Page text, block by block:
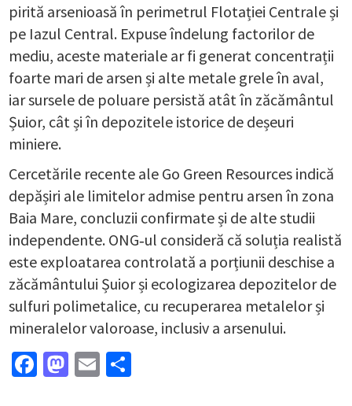
pirită arsenioasă în perimetrul Flotației Centrale și
pe Iazul Central. Expuse îndelung factorilor de
mediu, aceste materiale ar fi generat concentrații
foarte mari de arsen și alte metale grele în aval,
iar sursele de poluare persistă atât în zăcământul
Șuior, cât și în depozitele istorice de deșeuri
miniere.
Cercetările recente ale Go Green Resources indică
depășiri ale limitelor admise pentru arsen în zona
Baia Mare, concluzii confirmate și de alte studii
independente. ONG‑ul consideră că soluția realistă
este exploatarea controlată a porțiunii deschise a
zăcământului Șuior și ecologizarea depozitelor de
sulfuri polimetalice, cu recuperarea metalelor și
mineralelor valoroase, inclusiv a arsenului.
Facebook
Mastodon
Email